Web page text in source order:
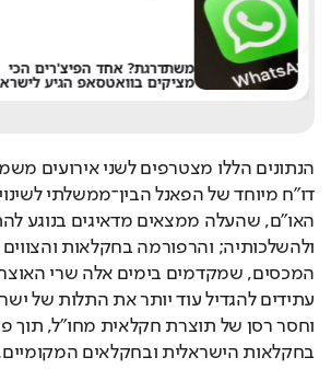
משתדרגת? אחד הפיצ'רים הכי
מציקים בוואטסאפ הגיע לישראל